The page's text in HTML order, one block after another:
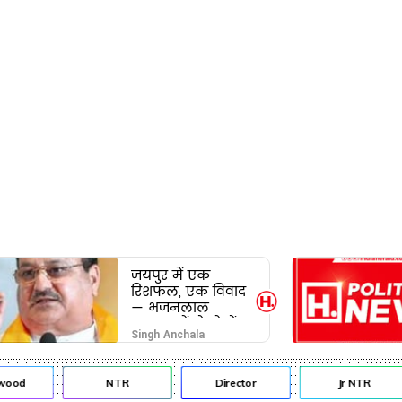
जयपुर में एक
रिशफल, एक विवाद
— भजनलाल
सरकार में दो खेमों
की जंग अब छुपेगी
कैसे?
Singh Anchala
NTR Director Jr NTR